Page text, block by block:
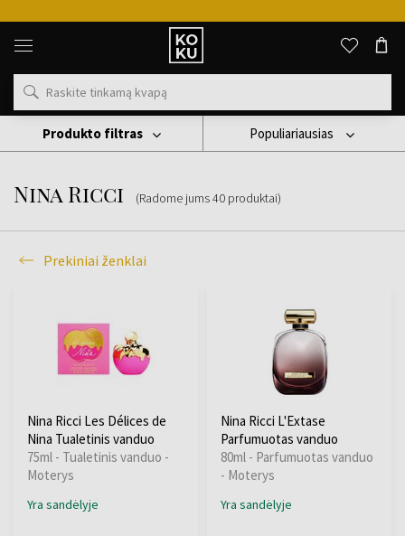
Originalūs
kvepalai
laikrodžiai
vienoje
Prekiniai Ženklai Nina Ricci
Nina Ricci (Radome jums40 produktai)
Populiariausias
Prekiniai ženklai
Produkto filtras
Nina Ricci Les Délices de
Nina Tualetinis vanduo
75ml - Tualetinis vanduo -
Moterys
Yra sandėlyje
Nina Ricci L'Extase
Parfumuotas vanduo
80ml - Parfumuotas vanduo
- Moterys
Yra sandėlyje